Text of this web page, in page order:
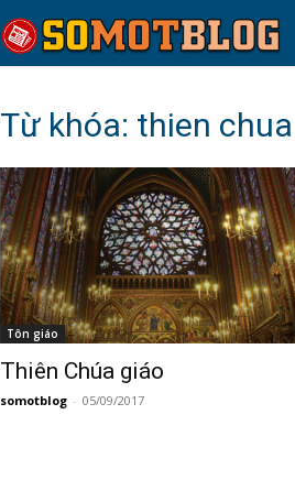
Từ khóa: thien chua
Tôn giáo
Thiên Chúa giáo
somotblog - 05/09/2017